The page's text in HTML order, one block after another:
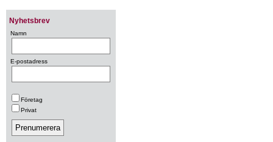
Nyhetsbrev
Namn
E-postadress
Företag
Privat